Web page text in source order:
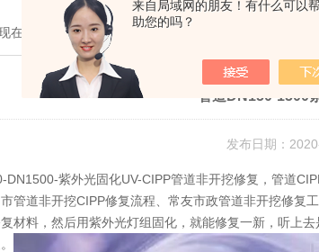
来自局域网的朋友！有什么可以
助您的吗？
在的位置：首页> 技术文章 > 管道DN150-1500紫外光
管道DN150-1500
发布日期：
DN1500-紫外光固化UV-CIPP管道非开挖修复，管道
管道非开挖CIPP修复流程、常友市政管道非开挖修复
材料，然后用紫外光灯组固化，就能修复一新，听上